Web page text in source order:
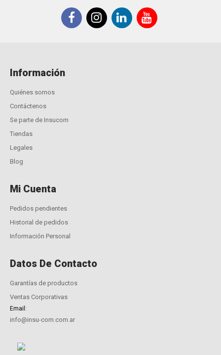
Información
Quiénes somos
Contáctenos
Se parte de Insucom
Tiendas
Legales
Blog
Mi Cuenta
Pedidos pendientes
Historial de pedidos
Información Personal
Datos De Contacto
Garantías de productos
Ventas Corporativas
Email:
info@insu-com.com.ar